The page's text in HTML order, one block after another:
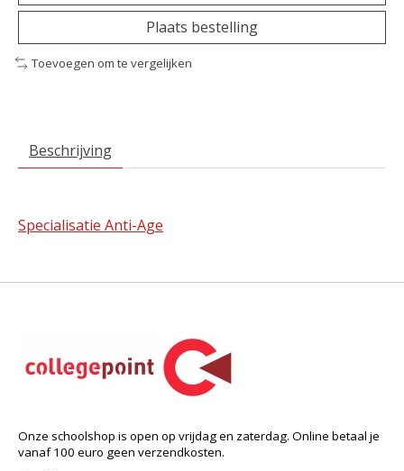
Plaats bestelling
Toevoegen om te vergelijken
Beschrijving
Specialisatie Anti-Age
Onze schoolshop is open op vrijdag en zaterdag. Online betaal je
vanaf 100 euro geen verzendkosten.